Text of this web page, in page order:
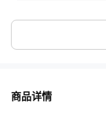
商品详情